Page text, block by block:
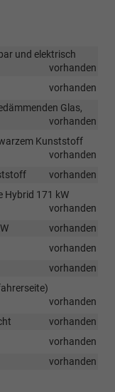
und elektrisch
vorhanden
vorhanden
Glas,
vorhanden
Kunststoff
vorhanden
vorhanden
Hybrid 171 kW
vorhanden
vorhanden
vorhanden
vorhanden
vorhanden
vorhanden
vorhanden
vorhanden